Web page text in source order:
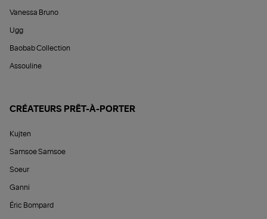
Vanessa Bruno
Ugg
Baobab Collection
Assouline
CRÉATEURS PRÊT-À-PORTER
Kujten
Samsoe Samsoe
Soeur
Ganni
Éric Bompard